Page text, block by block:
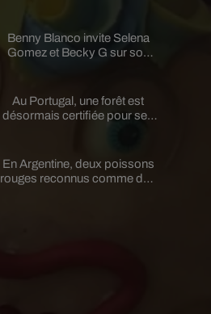
Benny Blanco invite Selena
Gomez et Becky G sur son
Au Portugal, une forêt est
désormais certifiée pour ses
En Argentine, deux poissons
rouges reconnus comme des